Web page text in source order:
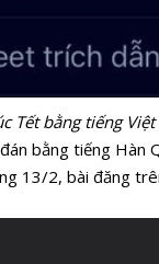
Tết bằng tiếng
bằng tiếng Hàn
13/2, bài đăng